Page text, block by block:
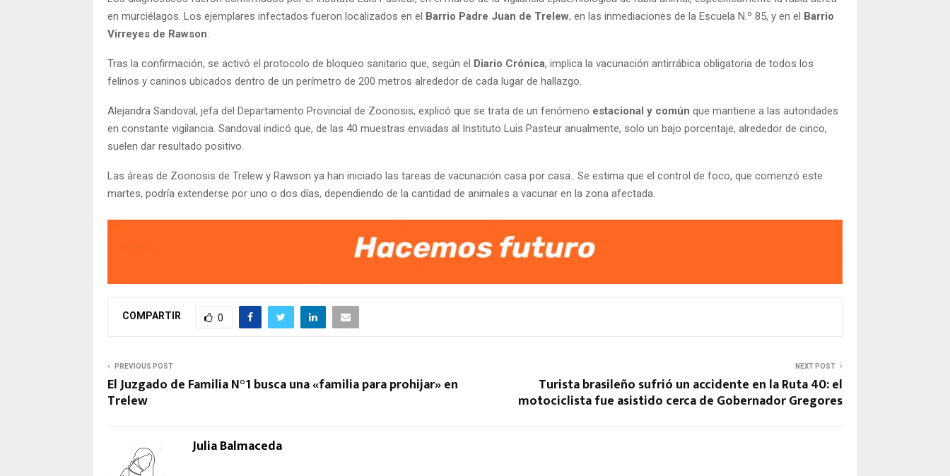
en murciélagos. Los ejemplares infectados fueron localizados en el Barrio Padre Juan de Trelew, en las inmediaciones de la Escuela N.º 85, y en el Barrio
Virreyes de Rawson
Tras la confirmación, se activó el protocolo de bloqueo sanitario que, según el Diario Crónica, implica la vacunación antirrábica obligatoria de todos los
felinos y caninos ubicados dentro de un perímetro de 200 metros alrededor de cada lugar de hallazgo.
Alejandra Sandoval, jefa del Departamento Provincial de Zoonosis, explicó que se trata de un fenómeno estacional y común que mantiene a las autoridades
en constante vigilancia. Sandoval indicó que, de las 40 muestras enviadas al Instituto Luis Pasteur anualmente, solo un bajo porcentaje, alrededor de cinco,
suelen dar resultado positivo.
Las áreas de Zoonosis de Trelew y Rawson ya han iniciado las tareas de vacunación casa por casa.. Se estima que el control de foco, que comenzó este
martes, podría extenderse por uno o dos días, dependiendo de la cantidad de animales a vacunar en la zona afectada.
COMPARTIR 0
PREVIOUS POST
El Juzgado de Familia N°1 busca una «familia para prohijar» en
Trelew
NEXT POST
Turista brasileño sufrió un accidente en la Ruta 40: el
motociclista fue asistido cerca de Gobernador Gregores
Julia Balmaceda